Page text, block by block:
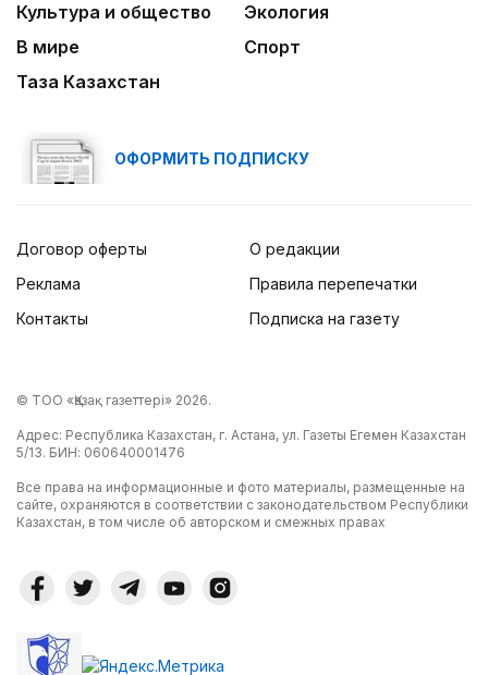
Культура и общество
Экология
В мире
Спорт
Таза Казахстан
ОФОРМИТЬ ПОДПИСКУ
Договор оферты
Реклама
Контакты
О редакции
Правила перепечатки
Подписка на газету
© ТОО «Қазақ газеттері» 2026.
Адрес: Республика Казахстан, г. Астана, ул. Газеты Егемен Казахстан
5/13. БИН: 060640001476
Все права на информационные и фото материалы, размещенные на
сайте, охраняются в соответствии с законодательством Республики
Казахстан, в том числе об авторском и смежных правах